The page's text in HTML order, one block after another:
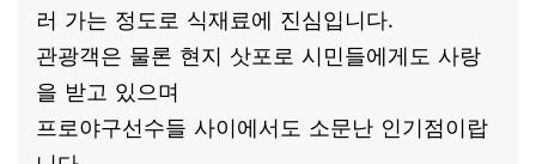
러 가는 정도로 식재료에 진심입니다.
관광객은 물론 현지 삿포로 시민들에게도 사랑
을 받고 있으며
프로야구선수들 사이에서도 소문난 인기점이랍